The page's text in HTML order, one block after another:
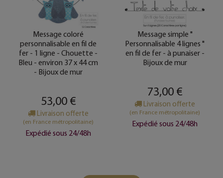
Message coloré
personnalisable en fil de
fer - 1 ligne - Chouette -
Bleu - environ 37 x 44 cm
- Bijoux de mur
53,00 €
Livraison offerte
(en France métropolitaine)
Expédié sous 24/48h
Message simple "
Personnalisable 4 lignes "
en fil de fer - à punaiser -
Bijoux de mur
73,00 €
Livraison offerte
(en France métropolitaine)
Expédié sous 24/48h